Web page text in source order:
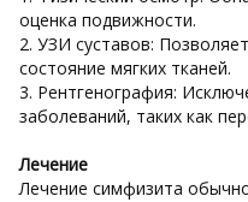
оценка подвижности.
2. УЗИ суставов:
состояние мягких тканей.
3. Рентгенография:
заболеваний, таких как
Лечение
Лечение симфизита